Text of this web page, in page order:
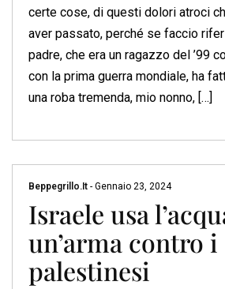
certe cose, di questi dolori atroci
aver passato, perché se faccio
padre, che era un ragazzo del ’99
con la prima guerra mondiale, ha
una roba tremenda, mio nonno, […]
Beppegrillo.it - Gennaio 23, 2024
Israele usa
un’arma contro i
palestinesi